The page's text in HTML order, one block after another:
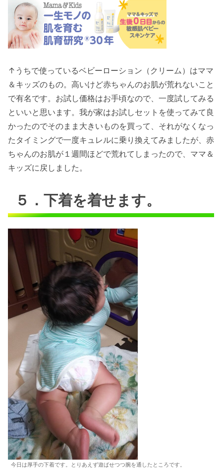
↑うちで使っているベビーローション（クリーム）はママ
＆キッズのもの。高いけど赤ちゃんのお肌が荒れないこと
で有名です。お試し価格はお手頃なので、一度試してみる
といいと思います。我が家はお試しセットを使ってみて良
かったのでそのまま大きいものを買って、それがなくなっ
たタイミングで一度キュレルに乗り換えてみましたが、赤
ちゃんのお肌が１週間ほどで荒れてしまったので、ママ＆
キッズに戻しました。
５．下着を着せます。
今日は厚手の下着です。とりあえず遊ばせつつ腕を通したところです。